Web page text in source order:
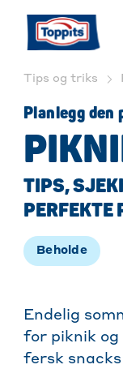
Tips og triks
Planlegg
TIPS,
PERFEKTE
Beholde
Endelig
for piknik og
fersk snacks